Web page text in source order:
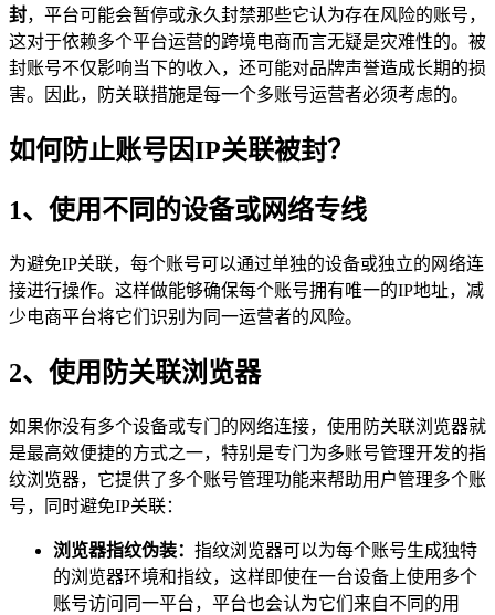
封，平台可能会暂停或永久封禁那些它认为存在风险的账号，
这对于依赖多个平台运营的跨境电商而言无疑是灾难性的。被
封账号不仅影响当下的收入，还可能对品牌声誉造成长期的损
害。因此，防关联措施是每一个多账号运营者必须考虑的。
如何防止账号因IP关联被封？
1、使用不同的设备或网络专线
为避免IP关联，每个账号可以通过单独的设备或独立的网络连
接进行操作。这样做能够确保每个账号拥有唯一的IP地址，减
少电商平台将它们识别为同一运营者的风险。
2、使用防关联浏览器
如果你没有多个设备或专门的网络连接，使用防关联浏览器就
是最高效便捷的方式之一，特别是专门为多账号管理开发的指
纹浏览器，它提供了多个账号管理功能来帮助用户管理多个账
号，同时避免IP关联：
浏览器指纹伪装： 指纹浏览器可以为每个账号生成独特
的浏览器环境和指纹，这样即使在一台设备上使用多个
账号访问同一平台，平台也会认为它们来自不同的用